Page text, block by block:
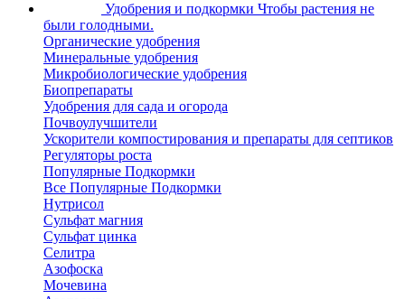
Удобрения и подкормки Чтобы растения не
были голодными.
Органические удобрения
Минеральные удобрения
Микробиологические удобрения
Биопрепараты
Удобрения для сада и огорода
Почвоулучшители
Ускорители компостирования и препараты для септиков
Регуляторы роста
Популярные Подкормки
Все Популярные Подкормки
Нутрисол
Сульфат магния
Сульфат цинка
Селитра
Азофоска
Мочевина